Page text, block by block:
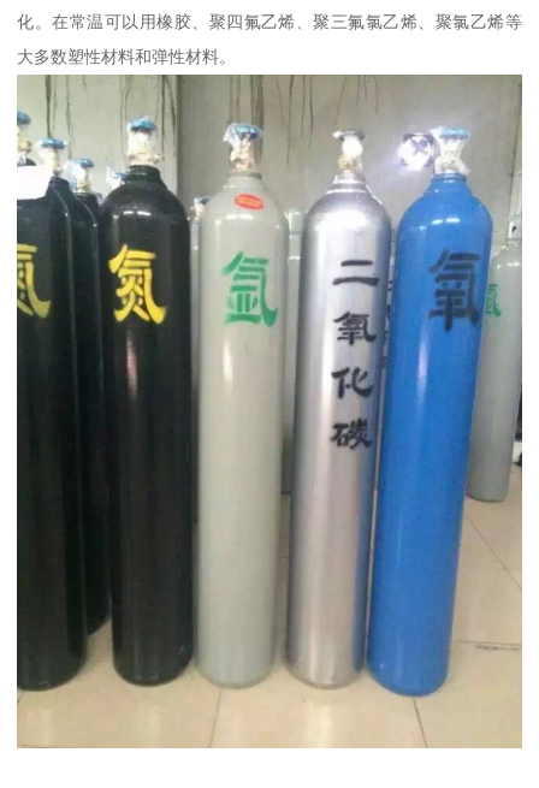
化。在常温可以用橡胶、聚四氟乙烯、聚三氟氯乙烯、聚氯乙烯等
大多数塑性材料和弹性材料。